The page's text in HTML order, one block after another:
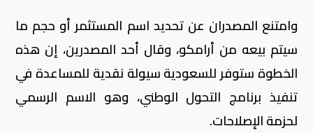
وامتنع المصدران عن تحديد اسم المستثمر أو حجم ما
سيتم بيعه من أرامكو، وقال أحد المصدرين، إن هذه
الخطوة ستوفر للسعودية سيولة نقدية للمساعدة في
تنفيذ برنامج التحول الوطني، وهو الاسم الرسمي
لحزمة الإصلاحات.